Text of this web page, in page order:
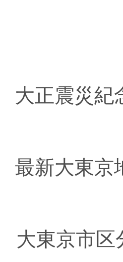
正震災紀
新大東京
東京市区